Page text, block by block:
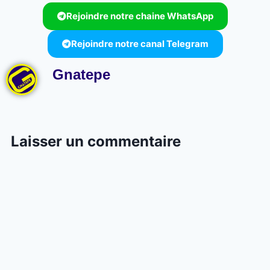
Rejoindre notre chaine WhatsApp
Rejoindre notre canal Telegram
Gnatepe
Laisser un commentaire